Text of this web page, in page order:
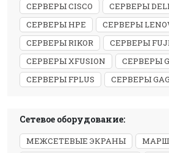
СЕРВЕРЫ CISCO
СЕРВЕРЫ
СЕРВЕРЫ HPE
СЕРВЕРЫ
СЕРВЕРЫ RIKOR
СЕРВЕРЫ
СЕРВЕРЫ XFUSION
СЕРВЕРЫ
СЕРВЕРЫ FPLUS
СЕРВЕРЫ
Сетевое оборудование:
МЕЖСЕТЕВЫЕ ЭКРАНЫ